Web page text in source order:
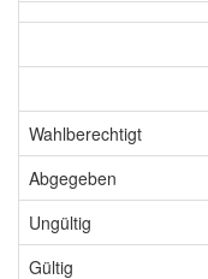
Wahlberechtigt
Abgegeben
Ungültig
Gültig